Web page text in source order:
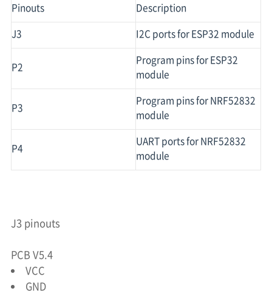
Pinouts
Description
J3
I2C ports for ESP32 module
P2
Program pins for ESP32
module
P3
Program pins for NRF52832
module
P4
UART ports for NRF52832
module
J3 pinouts
PCB V5.4
VCC
GND